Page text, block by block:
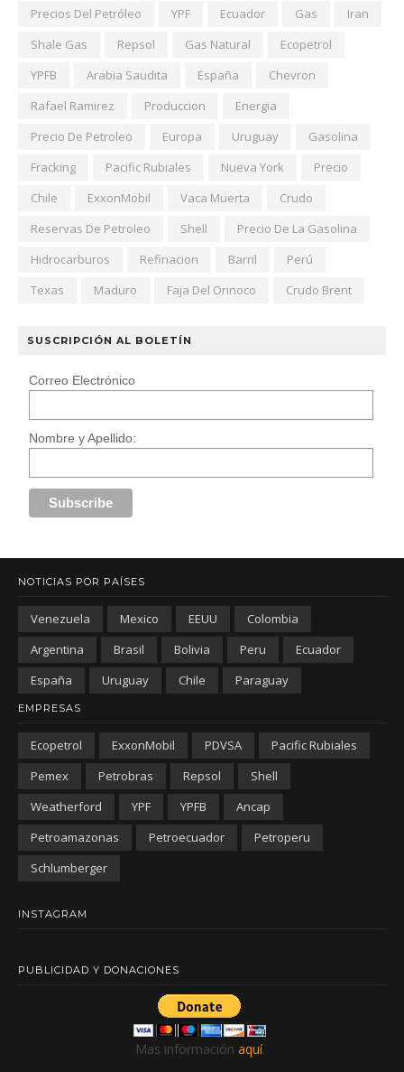
Precios Del Petróleo
YPF Ecuador Gas
Iran
Shale Gas
Repsol Gas Natural
Ecopetrol
YPFB
Arabia Saudita España
Chevron
Rafael Ramirez
Produccion
Energia
Precio De Petroleo
Europa Uruguay
Gasolina
Fracking
Pacific Rubiales Nueva York
Precio
Chile
ExxonMobil Vaca Muerta
Crudo
Reservas De Petroleo
Shell
Precio De La Gasolina
Hidrocarburos
Refinacion Barril
Perú
Texas
Maduro Faja Del Orinoco Crudo Brent
SUSCRIPCIÓN AL BOLETÍN
Correo Electrónico
Nombre y Apellido:
NOTICIAS POR PAÍSES
Venezuela Mexico EEUU
Colombia
Argentina
Brasil Bolivia Peru
Ecuador
España
Uruguay Chile Paraguay
EMPRESAS
Ecopetrol ExxonMobil PDVSA
Pacific Rubiales
Pemex
Petrobras Repsol
Shell
Weatherford
YPF YPFB
Ancap
Petroamazonas
Petroecuador
Petroperu
Schlumberger
INSTAGRAM
PUBLICIDAD Y DONACIONES
Mas información aquí.